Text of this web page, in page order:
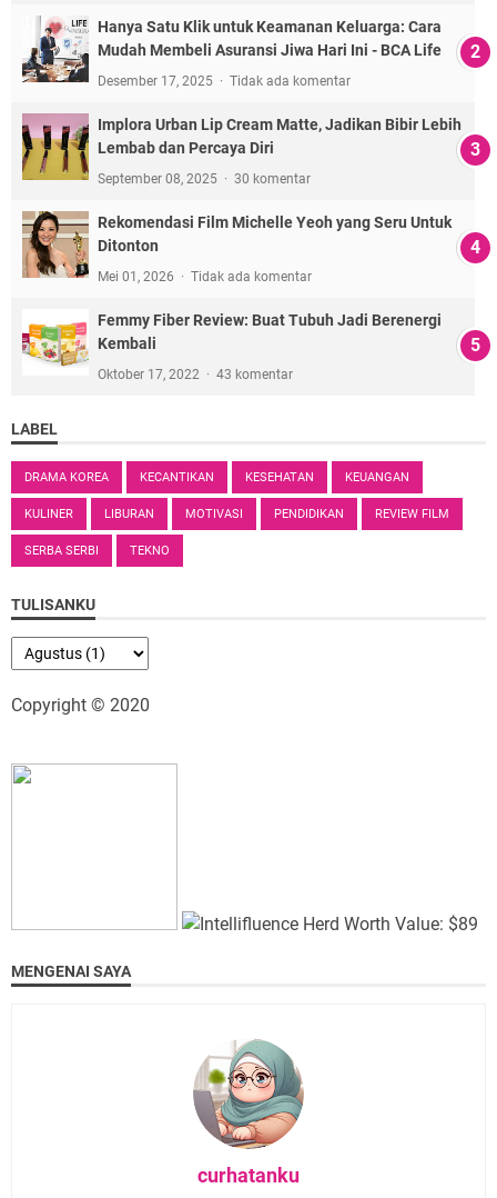
Hanya Satu Klik untuk Keamanan Keluarga: Cara
Mudah Membeli Asuransi Jiwa Hari Ini - BCA Life
Desember 17, 2025 Tidak ada komentar
Implora Urban Lip Cream Matte, Jadikan Bibir Lebih
Lembab dan Percaya Diri
September 08, 2025 30 komentar
Rekomendasi Film Michelle Yeoh yang Seru Untuk
Ditonton
Mei 01, 2026 Tidak ada komentar
Femmy Fiber Review: Buat Tubuh Jadi Berenergi
Kembali
Oktober 17, 2022 43 komentar
LABEL
DRAMA KOREA KECANTIKAN KESEHATAN KEUANGAN
KULINER LIBURAN MOTIVASI PENDIDIKAN REVIEW FILM
SERBA SERBI TEKNO
TULISANKU
Copyright © 2020
MENGENAI SAYA
curhatanku